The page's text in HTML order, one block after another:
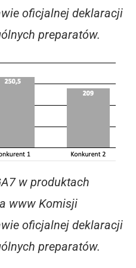
oficjalnej deklaracji
preparatów.
w produktach
www Komisji
oficjalnej deklaracji
preparatów.